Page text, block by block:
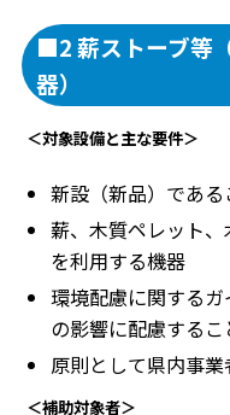
■2 薪ストーブ等
器）
＜対象設備と主な要件＞
新設（新品）である
薪、木質ペレット
を利用する機器
環境配慮に関する
の影響に配慮するこ
原則として県内事
＜補助対象者＞